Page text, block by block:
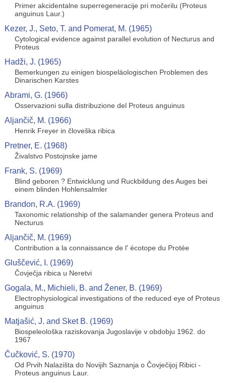
Primer akcidentalne superregeneracije pri močerilu (Proteus
anguinus Laur.)
Kezer, J., Seto, T. and Pomerat, M. (1965)
Cytological evidence against parallel evolution of Necturus and
Proteus
Hadži, J. (1965)
Bemerkungen zu einigen biospeläologischen Problemen des
Dinarischen Karstes
Abrami, G. (1966)
Osservazioni sulla distribuzione del Proteus anguinus
Aljančič, M. (1966)
Henrik Freyer in človeška ribica
Pretner, E. (1968)
Živalstvo Postojnske jame
Frank, S. (1969)
Blind geboren ? Entwicklung und Ruckbildung des Auges bei
einem blinden Hohlensalmler
Brandon, R.A. (1969)
Taxonomic relationship of the salamander genera Proteus and
Necturus
Aljančič, M. (1969)
Contribution a la connaissance de l' écotope du Protée
Gluščević, I. (1969)
Čovječja ribica u Neretvi
Gogala, M., Michieli, B. and Žener, B. (1969)
Electrophysiological investigations of the reduced eye of Proteus
anguinus
Matjašić, J. and Sket B. (1969)
Biospeleološka raziskovanja Jugoslavije v obdobju 1962. do
1967
Čučković, S. (1970)
Od Prvih Nalazišta do Novijih Saznanja o Čovječijoj Ribici -
Proteus anguinus Laur.